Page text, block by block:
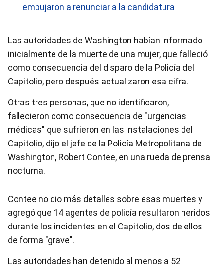
empujaron a renunciar a la candidatura
Las autoridades de Washington habían informado
inicialmente de la muerte de una mujer, que falleció
como consecuencia del disparo de la Policía del
Capitolio, pero después actualizaron esa cifra.
Otras tres personas, que no identificaron,
fallecieron como consecuencia de "urgencias
médicas" que sufrieron en las instalaciones del
Capitolio, dijo el jefe de la Policía Metropolitana de
Washington, Robert Contee, en una rueda de prensa
nocturna.
Contee no dio más detalles sobre esas muertes y
agregó que 14 agentes de policía resultaron heridos
durante los incidentes en el Capitolio, dos de ellos
de forma "grave".
Las autoridades han detenido al menos a 52